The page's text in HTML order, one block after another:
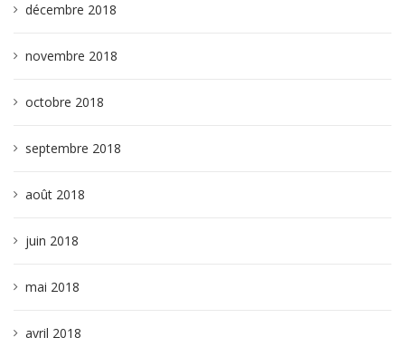
décembre 2018
novembre 2018
octobre 2018
septembre 2018
août 2018
juin 2018
mai 2018
avril 2018